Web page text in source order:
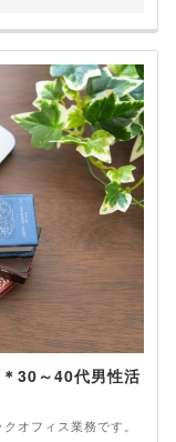
30～40代男性活
オフィス業務です。